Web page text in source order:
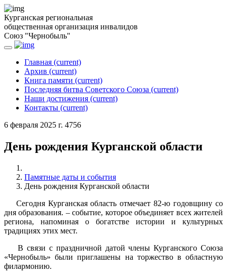
Курганская региональная
общественная организация инвалидов
Союз "Чернобыль"
Главная (current)
Архив (current)
Книга памяти (current)
Последняя битва Советского Союза (current)
Наши достижения (current)
Контакты (current)
6 февраля 2025 г. 4756
День рождения Курганской области
Памятные даты и события
День рождения Курганской области
Сегодня Курганская область отмечает 82-ю годовщину со
дня образования. – событие, которое объединяет всех жителей
региона, напоминая о богатстве истории и культурных
традициях этих мест.
В связи с праздничной датой члены Курганского Союза
«Чернобыль» были приглашены на торжество в областную
филармонию.